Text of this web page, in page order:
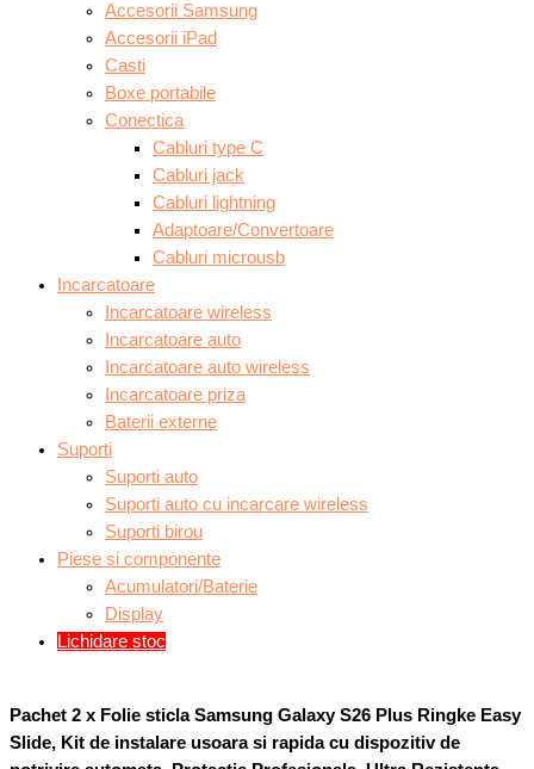
Accesorii Samsung
Accesorii iPad
Casti
Boxe portabile
Conectica
Cabluri type C
Cabluri jack
Cabluri lightning
Adaptoare/Convertoare
Cabluri microusb
Incarcatoare
Incarcatoare wireless
Incarcatoare auto
Incarcatoare auto wireless
Incarcatoare priza
Baterii externe
Suporti
Suporti auto
Suporti auto cu incarcare wireless
Suporti birou
Piese si componente
Acumulatori/Baterie
Display
Lichidare stoc
Pachet 2 x Folie sticla Samsung Galaxy S26 Plus Ringke Easy
Slide, Kit de instalare usoara si rapida cu dispozitiv de